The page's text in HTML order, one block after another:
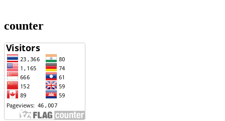
counter